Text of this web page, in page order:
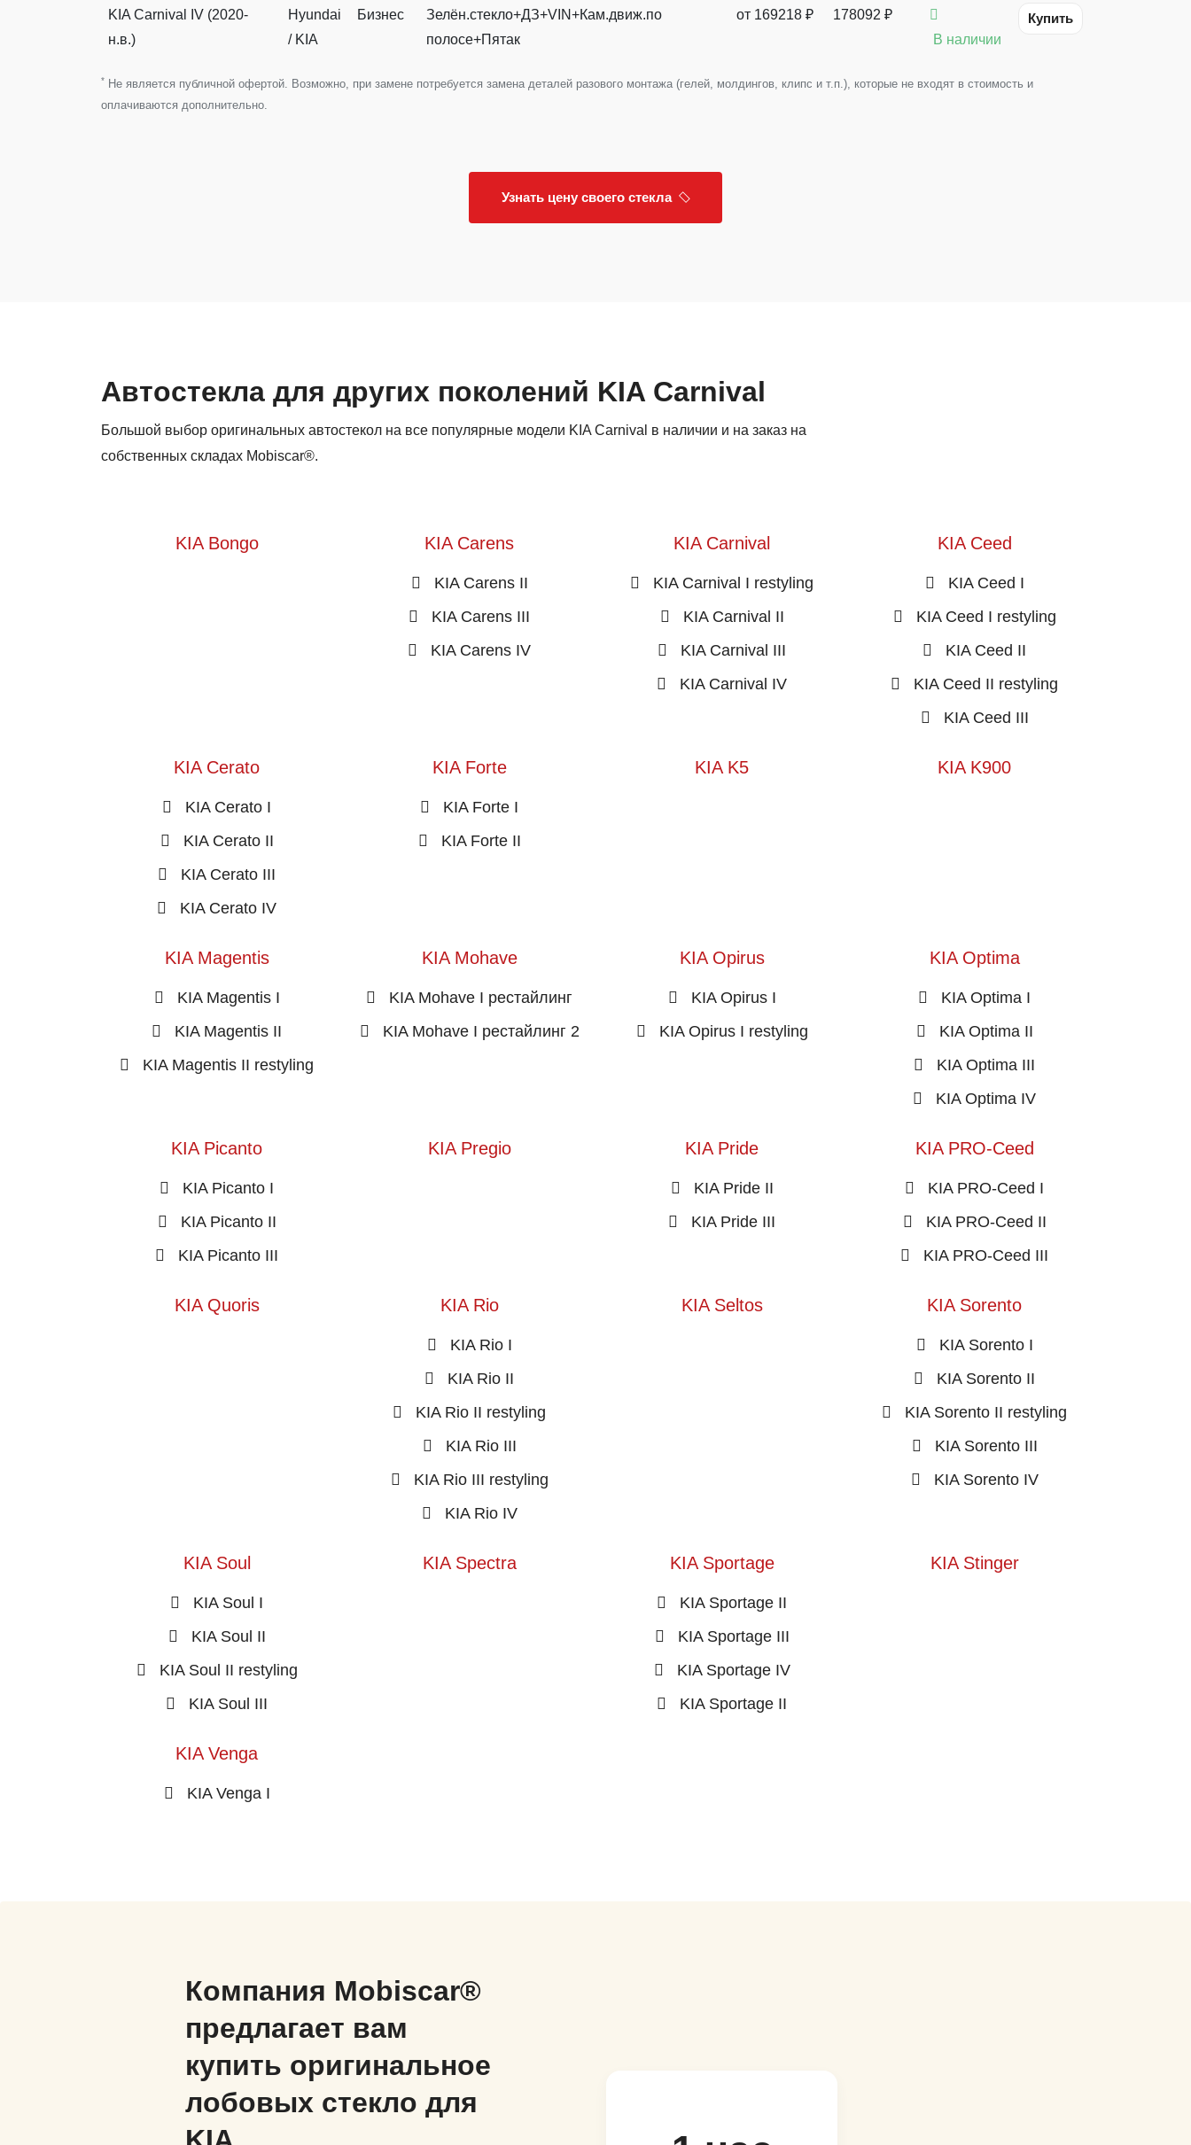
KIA Carnival IV (2020-
н.в.)
Hyundai
/ KIA
Бизнес
Зелён.стекло+ДЗ+VIN+Кам.движ.по
полосе+Пятак
от 169218 ₽
178092 ₽
В наличии
Купить
* Не является публичной офертой. Возможно, при замене потребуется замена деталей разового монтажа (гелей, молдингов, клипс и т.п.), которые не входят в стоимость и
оплачиваются дополнительно.
Узнать цену своего стекла
Автостекла для других поколений KIA Carnival
Большой выбор оригинальных автостекол на все популярные модели KIA Carnival в наличии и на заказ на
собственных складах Mobiscar®.
KIA Bongo KIA Carens
KIA Carens II
KIA Carens III
KIA Carens IV
KIA Carnival
KIA Carnival I restyling
KIA Carnival II
KIA Carnival III
KIA Carnival IV
KIA Ceed
KIA Ceed I
KIA Ceed I restyling
KIA Ceed II
KIA Ceed II restyling
KIA Ceed III
KIA Cerato
KIA Cerato I
KIA Cerato II
KIA Cerato III
KIA Cerato IV
KIA Forte
KIA Forte I
KIA Forte II
KIA K5 KIA K900
KIA Magentis
KIA Magentis I
KIA Magentis II
KIA Magentis II restyling
KIA Mohave
KIA Mohave I рестайлинг
KIA Mohave I рестайлинг 2
KIA Opirus
KIA Opirus I
KIA Opirus I restyling
KIA Optima
KIA Optima I
KIA Optima II
KIA Optima III
KIA Optima IV
KIA Picanto
KIA Picanto I
KIA Picanto II
KIA Picanto III
KIA Pregio KIA Pride
KIA Pride II
KIA Pride III
KIA PRO-Ceed
KIA PRO-Ceed I
KIA PRO-Ceed II
KIA PRO-Ceed III
KIA Quoris KIA Rio
KIA Rio I
KIA Rio II
KIA Rio II restyling
KIA Rio III
KIA Rio III restyling
KIA Rio IV
KIA Seltos KIA Sorento
KIA Sorento I
KIA Sorento II
KIA Sorento II restyling
KIA Sorento III
KIA Sorento IV
KIA Soul
KIA Soul I
KIA Soul II
KIA Soul II restyling
KIA Soul III
KIA Spectra KIA Sportage
KIA Sportage II
KIA Sportage III
KIA Sportage IV
KIA Sportage II
KIA Stinger
KIA Venga
KIA Venga I
Компания Mobiscar®
предлагает вам
купить оригинальное
лобовых стекло для